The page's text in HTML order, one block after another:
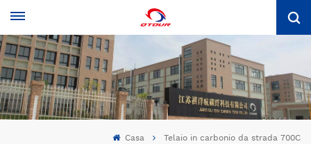
Casa Telaio in carbonio da strada 700C